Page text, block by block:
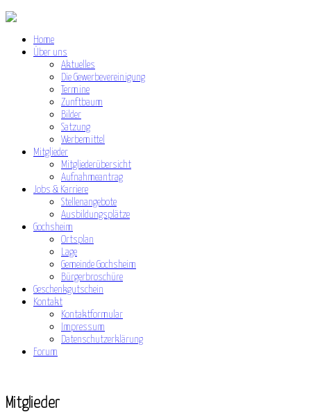
Home
Über uns
Aktuelles
Die Gewerbevereinigung
Termine
Zunftbaum
Bilder
Satzung
Werbemittel
Mitglieder
Mitgliederübersicht
Aufnahmeantrag
Jobs & Karriere
Stellenangebote
Ausbildungsplätze
Gochsheim
Ortsplan
Lage
Gemeinde Gochsheim
Bürgerbroschüre
Geschenkgutschein
Kontakt
Kontaktformular
Impressum
Datenschutzerklärung
Forum
Mitglieder